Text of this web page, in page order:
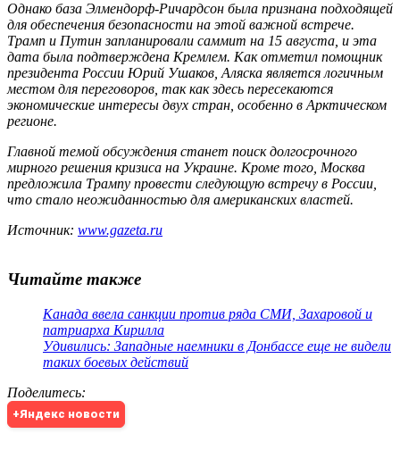
Однако база Элмендорф-Ричардсон была признана подходящей
для обеспечения безопасности на этой важной встрече.
Трамп и Путин запланировали саммит на 15 августа, и эта
дата была подтверждена Кремлем. Как отметил помощник
президента России Юрий Ушаков, Аляска является логичным
местом для переговоров, так как здесь пересекаются
экономические интересы двух стран, особенно в Арктическом
регионе.
Главной темой обсуждения станет поиск долгосрочного
мирного решения кризиса на Украине. Кроме того, Москва
предложила Трампу провести следующую встречу в России,
что стало неожиданностью для американских властей.
Источник: www.gazeta.ru
Читайте также
Канада ввела санкции против ряда СМИ, Захаровой и
патриарха Кирилла
Удивились: Западные наемники в Донбассе еще не видели
таких боевых действий
Поделитесь:
+Яндекс новости